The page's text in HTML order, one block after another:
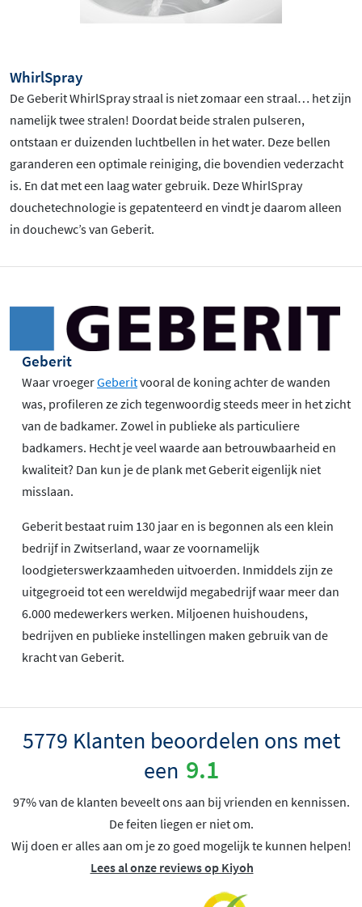
WhirlSpray
De Geberit WhirlSpray straal is niet zomaar een straal… het zijn
namelijk twee stralen! Doordat beide stralen pulseren,
ontstaan er duizenden luchtbellen in het water. Deze bellen
garanderen een optimale reiniging, die bovendien vederzacht
is. En dat met een laag water gebruik. Deze WhirlSpray
douchetechnologie is gepatenteerd en vindt je daarom alleen
in douchewc’s van Geberit.
Geberit
Waar vroegerGeberitvooral de koning achter de wanden
was, profileren ze zich tegenwoordig steeds meer in het zicht
van de badkamer. Zowel in publieke als particuliere
badkamers. Hecht je veel waarde aan betrouwbaarheid en
kwaliteit? Dan kun je de plank met Geberit eigenlijk niet
misslaan.
Geberit bestaat ruim 130 jaar en is begonnen als een klein
bedrijf in Zwitserland, waar ze voornamelijk
loodgieterswerkzaamheden uitvoerden. Inmiddels zijn ze
uitgegroeid tot een wereldwijd megabedrijf waar meer dan
6.000 medewerkers werken. Miljoenen huishoudens,
bedrijven en publieke instellingen maken gebruik van de
kracht van Geberit.
5779 Klanten beoordelen ons met
een 9.1
97% van de klanten beveelt ons aan bij vrienden en kennissen.
De feiten liegen er niet om.
Wij doen er alles aan om je zo goed mogelijk te kunnen helpen!
Lees al onze reviews op Kiyoh